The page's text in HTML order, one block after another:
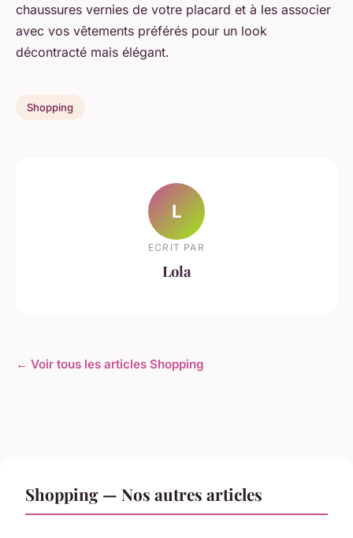
chaussures vernies de votre placard et à les associer
avec vos vêtements préférés pour un look
décontracté mais élégant.
Shopping
L
ECRIT PAR
Lola
← Voir tous les articles Shopping
Shopping — Nos autres articles